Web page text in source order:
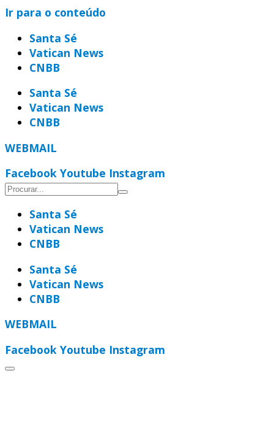
Ir para o conteúdo
Santa Sé
Vatican News
CNBB
Santa Sé
Vatican News
CNBB
WEBMAIL
Facebook Youtube Instagram
Santa Sé
Vatican News
CNBB
Santa Sé
Vatican News
CNBB
WEBMAIL
Facebook Youtube Instagram